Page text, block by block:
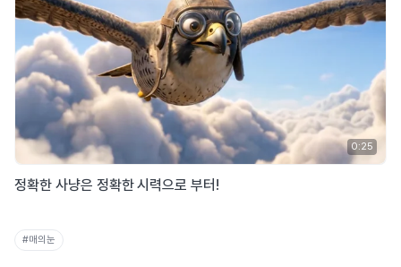
0:25
정확한 사냥은 정확한 시력으로 부터!
#매의눈